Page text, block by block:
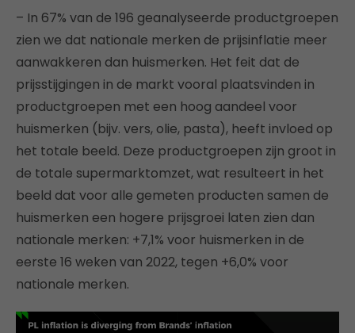
– In 67% van de 196 geanalyseerde productgroepen
zien we dat nationale merken de prijsinflatie meer
aanwakkeren dan huismerken. Het feit dat de
prijsstijgingen in de markt vooral plaatsvinden in
productgroepen met een hoog aandeel voor
huismerken (bijv. vers, olie, pasta), heeft invloed op
het totale beeld. Deze productgroepen zijn groot in
de totale supermarktomzet, wat resulteert in het
beeld dat voor alle gemeten producten samen de
huismerken een hogere prijsgroei laten zien dan
nationale merken: +7,1% voor huismerken in de
eerste 16 weken van 2022, tegen +6,0% voor
nationale merken.